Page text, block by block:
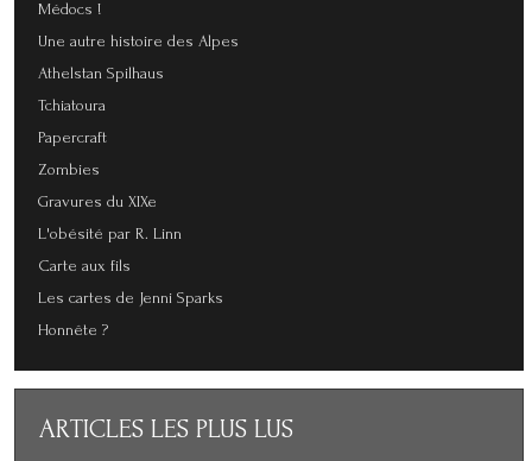
Médocs !
Une autre histoire des Alpes
Athelstan Spilhaus
Tchiatoura
Papercraft
Zombies
Gravures du XIXe
L'obésité par R. Linn
Carte aux fils
Les cartes de Jenni Sparks
Honnête ?
ARTICLES LES PLUS LUS